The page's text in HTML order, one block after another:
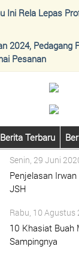
Ini Rela Lepas
2024, Pedagang
Pesanan
Berita Terbaru
Senin, 29 Juni
Penjelasan
JSH
Rabu, 10 Agustus
10 Khasiat Buah
Sampingnya